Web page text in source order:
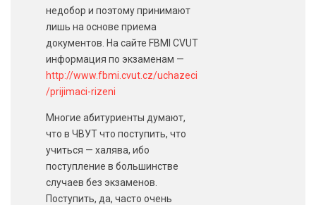
недобор и поэтому принимают
лишь на основе приема
документов. На сайте FBMI CVUT
информация по экзаменам —
http://www.fbmi.cvut.cz/uchazeci
/prijimaci-rizeni
Многие абитуриенты думают,
что в ЧВУТ что поступить, что
учиться — халява, ибо
поступление в большинстве
случаев без экзаменов.
Поступить, да, часто очень